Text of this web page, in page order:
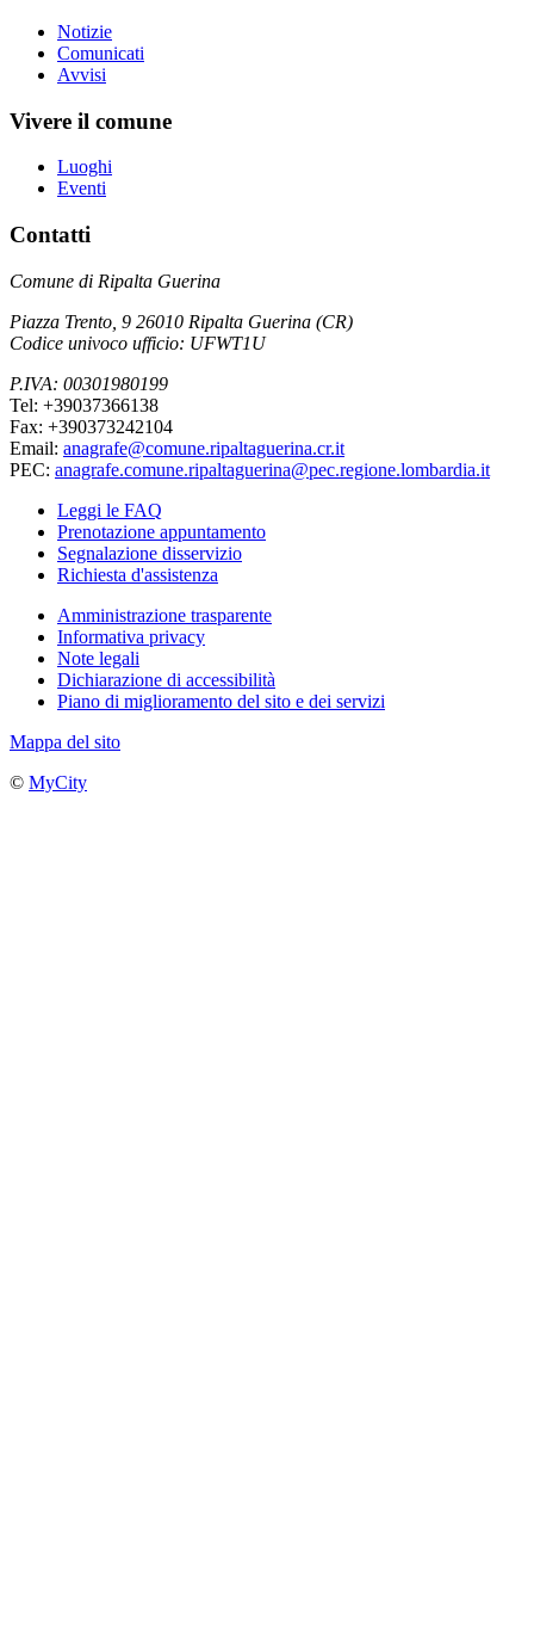
Notizie
Comunicati
Avvisi
Vivere il comune
Luoghi
Eventi
Contatti
Comune di Ripalta Guerina
Piazza Trento, 9 26010 Ripalta Guerina (CR)
Codice univoco ufficio: UFWT1U
P.IVA: 00301980199
Tel: +39037366138
Fax: +390373242104
Email: anagrafe@comune.ripaltaguerina.cr.it
PEC: anagrafe.comune.ripaltaguerina@pec.regione.lombardia.it
Leggi le FAQ
Prenotazione appuntamento
Segnalazione disservizio
Richiesta d'assistenza
Amministrazione trasparente
Informativa privacy
Note legali
Dichiarazione di accessibilità
Piano di miglioramento del sito e dei servizi
Mappa del sito
© MyCity